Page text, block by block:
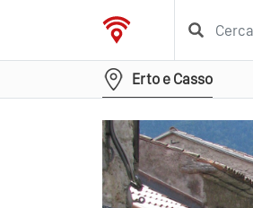
Erto e Casso